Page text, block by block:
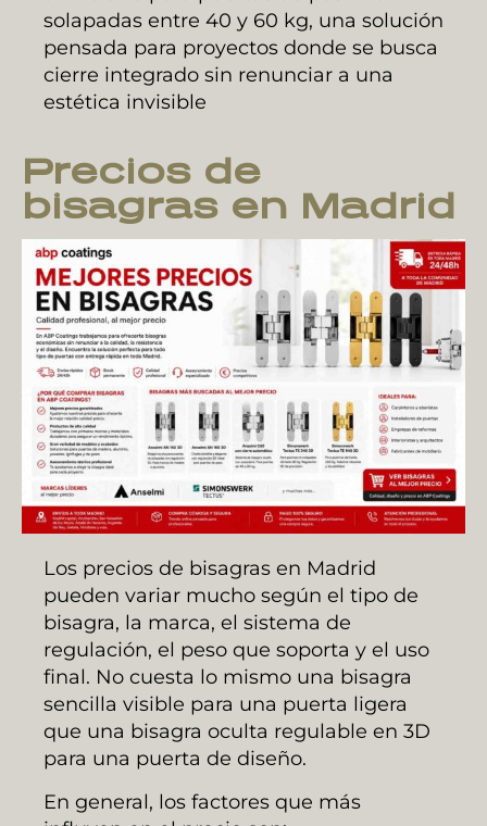
solapadas entre 40 y 60 kg, una solución
pensada para proyectos donde se busca
cierre integrado sin renunciar a una
estética invisible
Precios de
bisagras en Madrid
Los precios de bisagras en Madrid
pueden variar mucho según el tipo de
bisagra, la marca, el sistema de
regulación, el peso que soporta y el uso
final. No cuesta lo mismo una bisagra
sencilla visible para una puerta ligera
que una bisagra oculta regulable en 3D
para una puerta de diseño.
En general, los factores que más